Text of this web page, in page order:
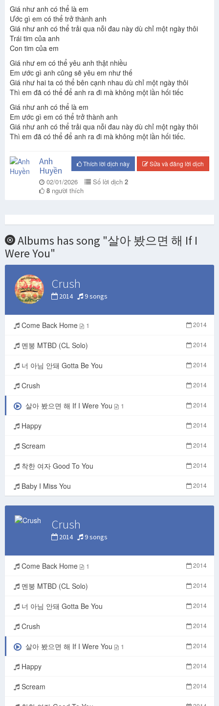
Giá như anh có thể là em
Ước gì em có thể trở thành anh
Giá như anh có thể trải qua nỗi đau này dù chỉ một ngày thôi
Trái tim của anh
Con tim của em
Giá như em có thể yêu anh thật nhiều
Em ước gì anh cũng sẽ yêu em như thế
Giá như hai ta có thể bên cạnh nhau dù chỉ một ngày thôi
Thì em đã có thể để anh ra đi mà không một lần hối tiếc
Giá như anh có thể là em
Em ước gì em có thể trở thành anh
Giá như anh có thể trải qua nỗi đau này dù chỉ một ngày thôi
Thì em đã có thể để anh ra đi mà không một lần hối tiếc.
Thích lời dịch này Sửa và đăng lời dịch
Anh
Huyền
02/01/2026 Số lời dịch 2
8 người thích
Albums has song "살아 봤으면 해 If I
Were You"
Crush
2014 9 songs
Come Back Home 1 2014
멘붕 MTBD (CL Solo) 2014
너 아님 안돼 Gotta Be You 2014
Crush 2014
살아 봤으면 해 If I Were You 1 2014
Happy 2014
Scream 2014
착한 여자 Good To You 2014
Baby I Miss You 2014
Crush
2014 9 songs
Come Back Home 1 2014
멘붕 MTBD (CL Solo) 2014
너 아님 안돼 Gotta Be You 2014
Crush 2014
살아 봤으면 해 If I Were You 1 2014
Happy 2014
Scream 2014